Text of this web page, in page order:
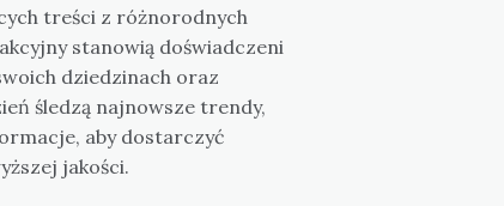
treści z różnorodnych
stanowią doświadczeni
dziedzinach oraz
śledzą najnowsze trendy,
aby dostarczyć
jakości.